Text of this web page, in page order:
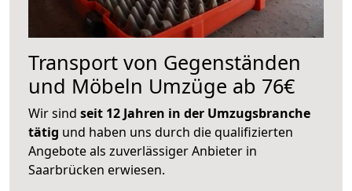
Transport von Gegenständen
und Möbeln Umzüge ab 76€
Wir sind seit 12 Jahren in der Umzugsbranche
tätig und haben uns durch die qualifizierten
Angebote als zuverlässiger Anbieter in
Saarbrücken erwiesen.